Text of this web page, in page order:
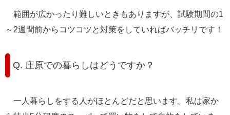
範囲が広かったり難しいときもありますが、試験期間の1
～2週間前からコツコツと対策をしていればバッチリです！
Q. 庄原での暮らしはどうですか？
一人暮らしをする人がほとんどだと思います。私は家か